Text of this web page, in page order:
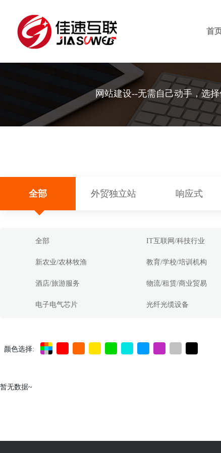
首
网站建设--无需自己动手，选
全部 外贸独立站 响应式
全部 IT互联网/科技行业
新农业/农林牧渔 教育/学校/培训机构
酒店/旅游服务 物流/租赁/商业贸易
电子电气芯片 光纤光缆设备
颜色选择:
暂无数据~